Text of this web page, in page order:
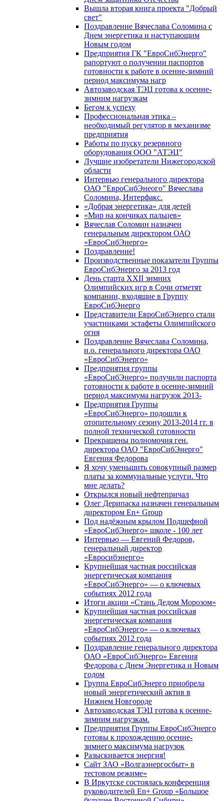
Вышла вторая книга проекта "Добрый
свет"
Поздравление Вячеслава Соломина с
Днем энергетика и наступающим
Новым годом
Предприятия ГК "ЕвроСибЭнерго"
рапортуют о получении паспортов
готовности к работе в осенне-зимний
период максимума нагр
Автозаводская ТЭЦ готова к осенне-
зимним нагрузкам
Бегом к успеху
Профессиональная этика –
необходимый регулятор в механизме
предприятия
Работы по пуску резервного
оборудования ООО "АТЭЦ"
Лучшие изобретатели Нижегородской
области
Интервью генерального директора
ОАО "ЕвроСибЭнеого" Вячеслава
Соломина, Интерфакс.
«Добрая энергетика» для детей
«Мир на кончиках пальцев»
Вячеслав Соломин назначен
генеральным директором ОАО
«ЕвроСибЭнерго»
Поздравление!
Производственные показатели Группы
ЕвроСибЭнерго за 2013 год
День старта XXII зимних
Олимпийских игр в Сочи отметят
компании, входящие в Группу
ЕвроСибЭнерго
Представители ЕвроСибЭнерго стали
участниками эстафеты Олимпийского
огня
Поздравление Вячеслава Соломина,
и.о. генерального директора ОАО
«ЕвроСибЭнерго»
Предприятия группы
«ЕвроСибЭнерго» получили паспорта
готовности к работе в осенне-зимний
период максимума нагрузок 2013-
Предприятия Группы
«ЕвроСибЭнерго» подошли к
отопительному сезону 2013-2014 гг. в
полной технической готовности
Прекращены полномочия ген.
директора ОАО "ЕвроСибЭнерго"
Евгения Федорова
Я хочу уменьшить совокупный размер
платы за коммунальные услуги. Что
мне делать?
Открылся новый нефтепричал
Олег Дерипаска назначен генеральным
директором En+ Group
Под надёжным крылом Подшефной
«ЕвроСибЭнерго» школе - 100 лет
Интервью — Евгений Федоров,
генеральный директор
«Евросибэнерго»
Крупнейшая частная российская
энергетическая компания
«ЕвроСибЭнерго» — о ключевых
событиях 2012 года
Итоги акции «Стань Дедом Морозом»
Крупнейшая частная российская
энергетическая компания
«ЕвроСибЭнерго» — о ключевых
событиях 2012 года
Поздравление генерального директора
ОАО «ЕвроСибЭнерго» Евгения
Федорова с Днем Энергетика и Новым
годом
Группа ЕвроСибЭнерго приобрела
новый энергетический актив в
Нижнем Новгороде
Автозаводская ТЭЦ готова к осенне-
зимним нагрузкам.
Предприятия Группы ЕвроСибЭнерго
готовы к прохождению осенне-
зимнего максимума нагрузок
Разыскивается энергия!
Сайт ЗАО «Волгаэнергосбыт» в
тестовом режиме»
В Иркутске состоялась конференция
руководителей En+ Group «Большое